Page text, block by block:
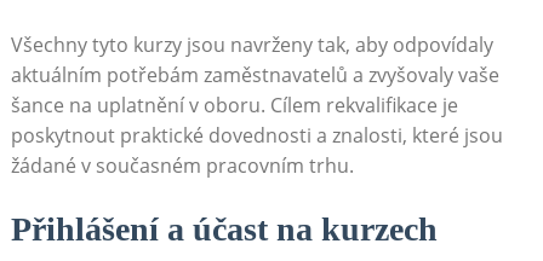
Všechny tyto kurzy jsou navrženy tak, aby odpovídaly
aktuálním potřebám zaměstnavatelů a zvyšovaly vaše
šance na uplatnění v oboru. Cílem rekvalifikace je
poskytnout praktické dovednosti a znalosti, které jsou
žádané v současném pracovním trhu.
Přihlášení a účast na kurzech